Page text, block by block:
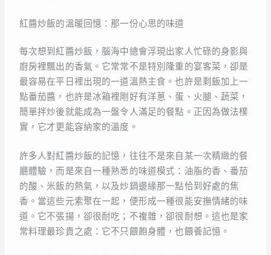
紅醬炒飯的溫暖回憶：那一份心思的味道
每次想到紅醬炒飯，腦海中總會浮現出家人忙碌的身影與
廚房裡飄出的香氣。它常常不是特別隆重的宴客菜，卻是
最容易在平日裡出現的一道溫熱主食。也許是剩飯加上一
點番茄醬，也許是冰箱裡剛好有洋蔥、蛋、火腿、蔬菜，
簡單拌炒後就能成為一盤令人滿足的餐點。正因為做法樸
實，它才更能容納家的溫度。
許多人對紅醬炒飯的記憶，往往不是來自某一次精緻的餐
廳體驗，而是來自一種熟悉的味道模式：油脂的香、番茄
的酸、米飯的熱氣，以及炒鍋邊緣那一點恰到好處的焦
香。當這些元素聚在一起，便形成一種很能安撫情緒的味
道。它不張揚，卻很耐吃；不複雜，卻很耐想。這也是家
常料理最珍貴之處：它不只餵飽身體，也餵養記憶。